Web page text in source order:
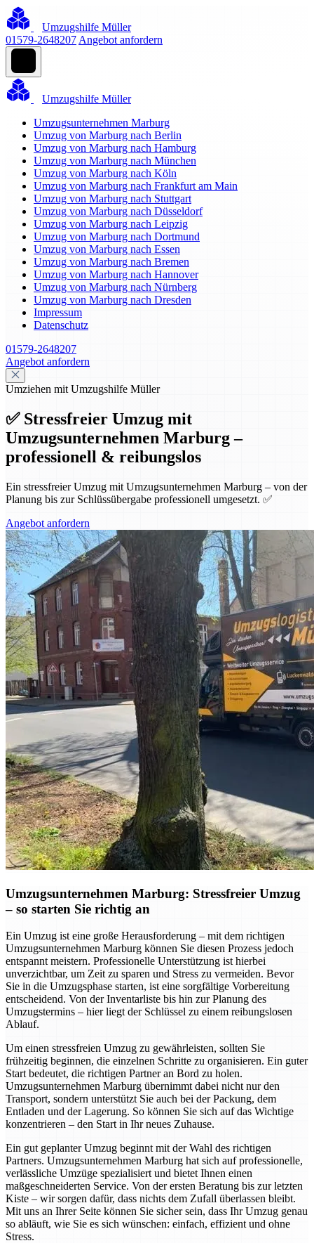
Umzugshilfe Müller
01579-2648207 Angebot anfordern
Umzugshilfe Müller
Umzugsunternehmen Marburg
Umzug von Marburg nach Berlin
Umzug von Marburg nach Hamburg
Umzug von Marburg nach München
Umzug von Marburg nach Köln
Umzug von Marburg nach Frankfurt am Main
Umzug von Marburg nach Stuttgart
Umzug von Marburg nach Düsseldorf
Umzug von Marburg nach Leipzig
Umzug von Marburg nach Dortmund
Umzug von Marburg nach Essen
Umzug von Marburg nach Bremen
Umzug von Marburg nach Hannover
Umzug von Marburg nach Nürnberg
Umzug von Marburg nach Dresden
Impressum
Datenschutz
01579-2648207
Angebot anfordern
Umziehen mit Umzugshilfe Müller
✅ Stressfreier Umzug mit
Umzugsunternehmen Marburg –
professionell & reibungslos
Ein stressfreier Umzug mit Umzugsunternehmen Marburg – von der
Planung bis zur Schlüssübergabe professionell umgesetzt. ✅
Angebot anfordern
Umzugsunternehmen Marburg: Stressfreier Umzug
– so starten Sie richtig an
Ein Umzug ist eine große Herausforderung – mit dem richtigen
Umzugsunternehmen Marburg können Sie diesen Prozess jedoch
entspannt meistern. Professionelle Unterstützung ist hierbei
unverzichtbar, um Zeit zu sparen und Stress zu vermeiden. Bevor
Sie in die Umzugsphase starten, ist eine sorgfältige Vorbereitung
entscheidend. Von der Inventarliste bis hin zur Planung des
Umzugstermins – hier liegt der Schlüssel zu einem reibungslosen
Ablauf.
Um einen stressfreien Umzug zu gewährleisten, sollten Sie
frühzeitig beginnen, die einzelnen Schritte zu organisieren. Ein guter
Start bedeutet, die richtigen Partner an Bord zu holen.
Umzugsunternehmen Marburg übernimmt dabei nicht nur den
Transport, sondern unterstützt Sie auch bei der Packung, dem
Entladen und der Lagerung. So können Sie sich auf das Wichtige
konzentrieren – den Start in Ihr neues Zuhause.
Ein gut geplanter Umzug beginnt mit der Wahl des richtigen
Partners. Umzugsunternehmen Marburg hat sich auf professionelle,
verlässliche Umzüge spezialisiert und bietet Ihnen einen
maßgeschneiderten Service. Von der ersten Beratung bis zur letzten
Kiste – wir sorgen dafür, dass nichts dem Zufall überlassen bleibt.
Mit uns an Ihrer Seite können Sie sicher sein, dass Ihr Umzug genau
so abläuft, wie Sie es sich wünschen: einfach, effizient und ohne
Stress.